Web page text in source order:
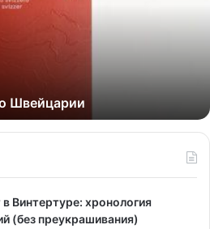
Швейцарии
в Винтертуре: хронология
(без преукрашивания)